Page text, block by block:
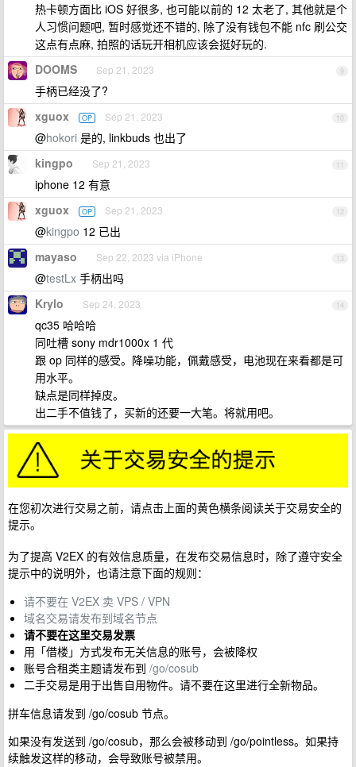
热卡顿方面比 iOS 好很多, 也可能以前的 12 太老了, 其他就是个
人习惯问题吧, 暂时感觉还不错的, 除了没有钱包不能 nfc 刷公交
这点有点麻, 拍照的话玩开相机应该会挺好玩的.
9
DOOMS Sep 21, 2023
手柄已经没了?
10
xguox OP Sep 21, 2023
@hokori 是的, linkbuds 也出了
11
kingpo Sep 21, 2023
iphone 12 有意
12
xguox OP Sep 21, 2023
@kingpo 12 已出
13
mayaso Sep 22, 2023 via iPhone
@testLx 手柄出吗
14
Krylo Sep 24, 2023
qc35 哈哈哈
同吐槽 sony mdr1000x 1 代
跟 op 同样的感受。降噪功能，佩戴感受，电池现在来看都是可
用水平。
缺点是同样掉皮。
出二手不值钱了，买新的还要一大笔。将就用吧。
在您初次进行交易之前，请点击上面的黄色横条阅读关于交易安全的
提示。
为了提高 V2EX 的有效信息质量，在发布交易信息时，除了遵守安全
提示中的说明外，也请注意下面的规则：
请不要在 V2EX 卖 VPS / VPN
域名交易请发布到域名节点
请不要在这里交易发票
用「借楼」方式发布无关信息的账号，会被降权
账号合租类主题请发布到 /go/cosub
二手交易是用于出售自用物件。请不要在这里进行全新物品。
拼车信息请发到 /go/cosub 节点。
如果没有发送到 /go/cosub，那么会被移动到 /go/pointless。如果持
续触发这样的移动，会导致账号被禁用。